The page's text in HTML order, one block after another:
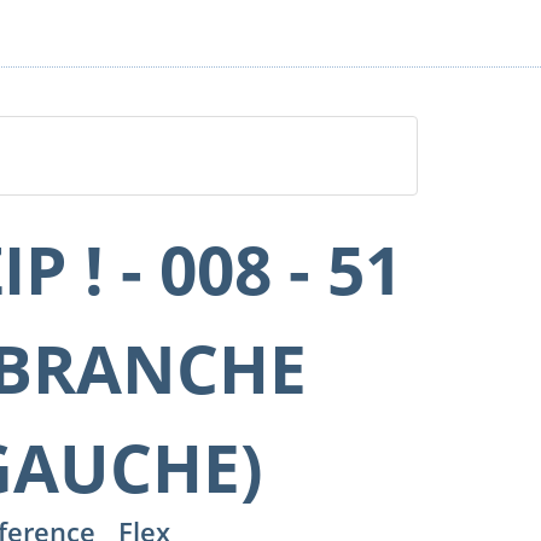
! - 008 - 51
Flex